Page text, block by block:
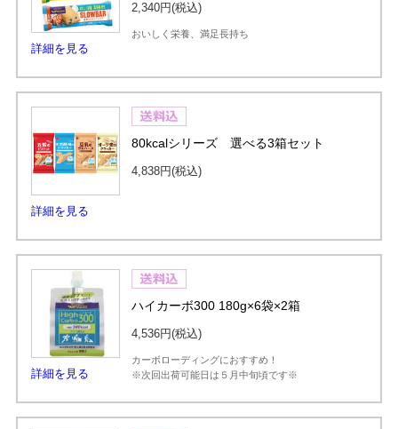
詳細を見る
2,340円(税込)
おいしく栄養、満足長持ち
詳細を見る
80kcalシリーズ 選べる3箱セット
4,838円(税込)
詳細を見る
ハイカーボ300 180g×6袋×2箱
4,536円(税込)
カーボローディングにおすすめ！
※次回出荷可能日は５月中旬頃です※